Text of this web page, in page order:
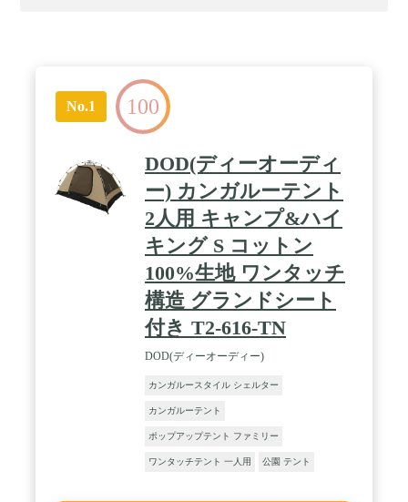
No.1 100
DOD(ディーオーディ
ー) カンガルーテント
2人用 キャンプ&ハイ
キング S コットン
100%生地 ワンタッチ
構造 グランドシート
付き T2-616-TN
DOD(ディーオーディー)
カンガルースタイル シェルター
カンガルーテント
ポップアップテント ファミリー
ワンタッチテント 一人用 公園 テント